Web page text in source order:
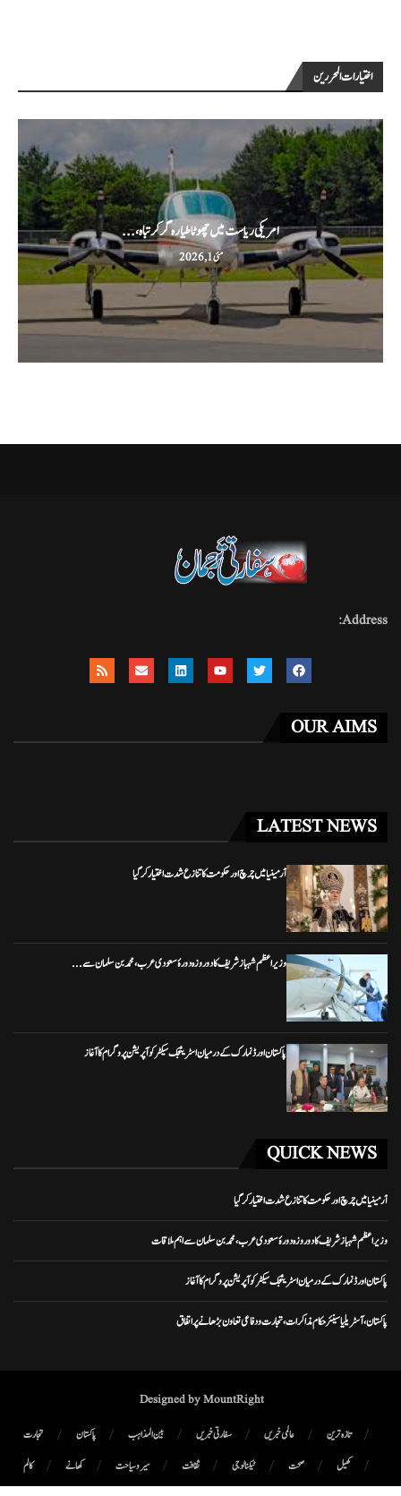
اختيارات المحررين
امریکی ریاست میں چھوٹا طیارہ گر کر تباہ،...
مئی 1, 2026
Address:
OUR AIMS
LATEST NEWS
آرمینیا میں چرچ اور حکومت کا تنازع شدت اختیار کر گیا
وزیراعظم شہباز شریف کا دو روزہ دورۂ سعودی عرب، محمد بن سلمان سے...
پاکستان اور ڈنمارک کے درمیان اسٹریٹجک سیکٹر کوآپریشن پروگرام کا آغاز
QUICK NEWS
آرمینیا میں چرچ اور حکومت کا تنازع شدت اختیار کر گیا
وزیراعظم شہباز شریف کا دو روزہ دورۂ سعودی عرب، محمد بن سلمان سے اہم ملاقات
پاکستان اور ڈنمارک کے درمیان اسٹریٹجک سیکٹر کوآپریشن پروگرام کا آغاز
پاکستان، آسٹریلیا سینئر حکام مذاکرات، تجارت و دفاعی تعاون بڑھانے پر اتفاق
Designed by MountRight
تازہ ترین عالمی خبریں سفارتی خبریں بین المذاہب پاکستان
تجارت
کھیل
صحت ٹیکنالوجی ثقافت سیر و سیاحت کھانے
کالم